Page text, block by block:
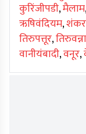
कुरिंजीपडी,मैलाम
ऋषिवंदियम,
तिरुपत्तूर,
वानीयंबादी,वनूर,